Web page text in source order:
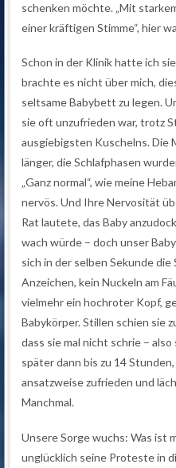
schenken möchte. „Mit
einer kräftigen Stimme“, hier
Schon in der Klinik hatte ich
brachte es nicht über mich,
seltsame Babybett zu legen.
sie oft unzufrieden war, trotz
ausgiebigsten Kuschelns. Die
länger, die Schlafphasen
„Ganz normal“, wie meine
nervös. Und Ihre Nervosität
Rat lautete, das Baby
wach würde – doch unser
sich in der selben Sekunde die
Anzeichen, kein Nuckeln am
vielmehr ein hochroter Kopf,
Babykörper. Stillen schien sie
dass sie mal nicht schrie –
später dann bis zu 14
ansatzweise zufrieden und
Manchmal.
Unsere Sorge wuchs: Was ist
unglücklich seine Proteste in